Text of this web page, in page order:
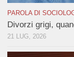
PAROLA DI
Divorzi grigi,
21 LUG, 2026